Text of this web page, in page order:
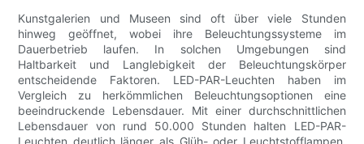
Kunstgalerien und Museen sind oft über viele Stunden
hinweg geöffnet, wobei ihre Beleuchtungssysteme im
Dauerbetrieb laufen. In solchen Umgebungen sind
Haltbarkeit und Langlebigkeit der Beleuchtungskörper
entscheidende Faktoren. LED-PAR-Leuchten haben im
Vergleich zu herkömmlichen Beleuchtungsoptionen eine
beeindruckende Lebensdauer. Mit einer durchschnittlichen
Lebensdauer von rund 50.000 Stunden halten LED-PAR-